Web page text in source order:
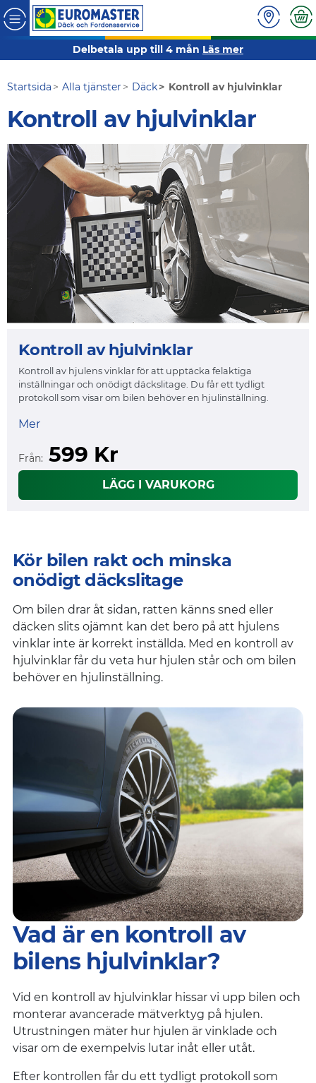
Delbetala upp till 4 mån Läs mer
Startsida Alla tjänster Däck Kontroll av hjulvinklar
Kontroll av hjulvinklar
Kontroll av hjulvinklar
Kontroll av hjulens vinklar för att upptäcka felaktiga
inställningar och onödigt däckslitage. Du får ett tydligt
protokoll som visar om bilen behöver en hjulinställning.
Mer
Från: 599 Kr
LÄGG I VARUKORG
Kör bilen rakt och minska
onödigt däckslitage
Om bilen drar åt sidan, ratten känns sned eller
däcken slits ojämnt kan det bero på att hjulens
vinklar inte är korrekt inställda. Med en kontroll av
hjulvinklar får du veta hur hjulen står och om bilen
behöver en hjulinställning.
Vad är en kontroll av
bilens hjulvinklar?
Vid en kontroll av hjulvinklar hissar vi upp bilen och
monterar avancerade mätverktyg på hjulen.
Utrustningen mäter hur hjulen är vinklade och
visar om de exempelvis lutar inåt eller utåt.
Efter kontrollen får du ett tydligt protokoll som